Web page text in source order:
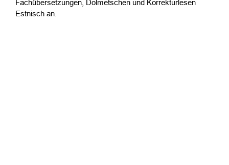
Fachübersetzungen, Dolmetschen und Korrekturlesen
Estnisch an.